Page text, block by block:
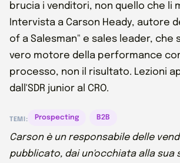
brucia i venditori, non quello che li
Intervista a Carson Heady, autore
of a Salesman" e sales leader, che
vero motore della performance
processo, non il risultato. Lezioni
dall'SDR junior al CRO.
TEMI: Prospecting B2B
Carson è un responsabile delle
pubblicato, dai un'occhiata alla sua